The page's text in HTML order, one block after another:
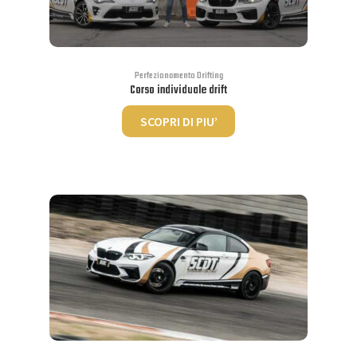
Perfezionamento Drifting
Corso individuale drift
SCOPRI DI PIU’